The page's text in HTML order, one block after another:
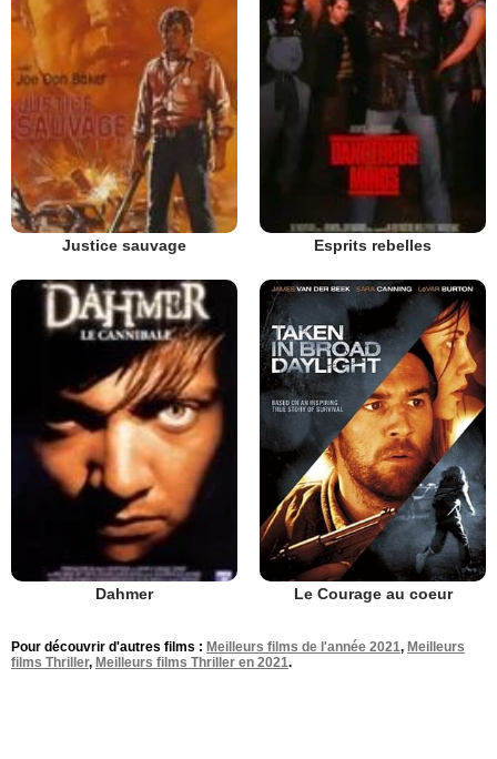
Justice sauvage Esprits rebelles
Dahmer Le Courage au coeur
Pour découvrir d'autres films : Meilleurs films de l'année 2021, Meilleurs
films Thriller, Meilleurs films Thriller en 2021.